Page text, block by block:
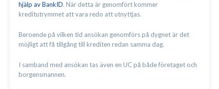
hjälp av BankID. När detta är genomfört kommer
kreditutrymmet att vara redo att utnyttjas.
Beroende på vilken tid ansökan genomförs på dygnet är det
möjligt att få tillgång till krediten redan samma dag.
I samband med ansökan tas även en UC på både företaget och
borgensmannen.